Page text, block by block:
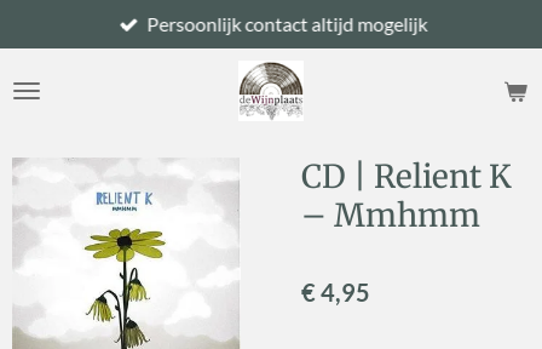
direct
naar
Persoonlijk contact altijd mogelijk
CD | Relient K
– Mmhmm
€ 4,95